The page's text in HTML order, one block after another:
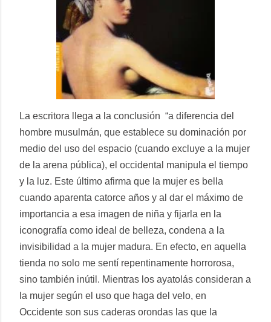
La escritora llega a la conclusión “a diferencia del
hombre musulmán, que establece su dominación por
medio del uso del espacio (cuando excluye a la mujer
de la arena pública), el occidental manipula el tiempo
y la luz. Este último afirma que la mujer es bella
cuando aparenta catorce años y al dar el máximo de
importancia a esa imagen de niña y fijarla en la
iconografía como ideal de belleza, condena a la
invisibilidad a la mujer madura. En efecto, en aquella
tienda no solo me sentí repentinamente horrorosa,
sino también inútil. Mientras los ayatolás consideran a
la mujer según el uso que haga del velo, en
Occidente son sus caderas orondas las que la